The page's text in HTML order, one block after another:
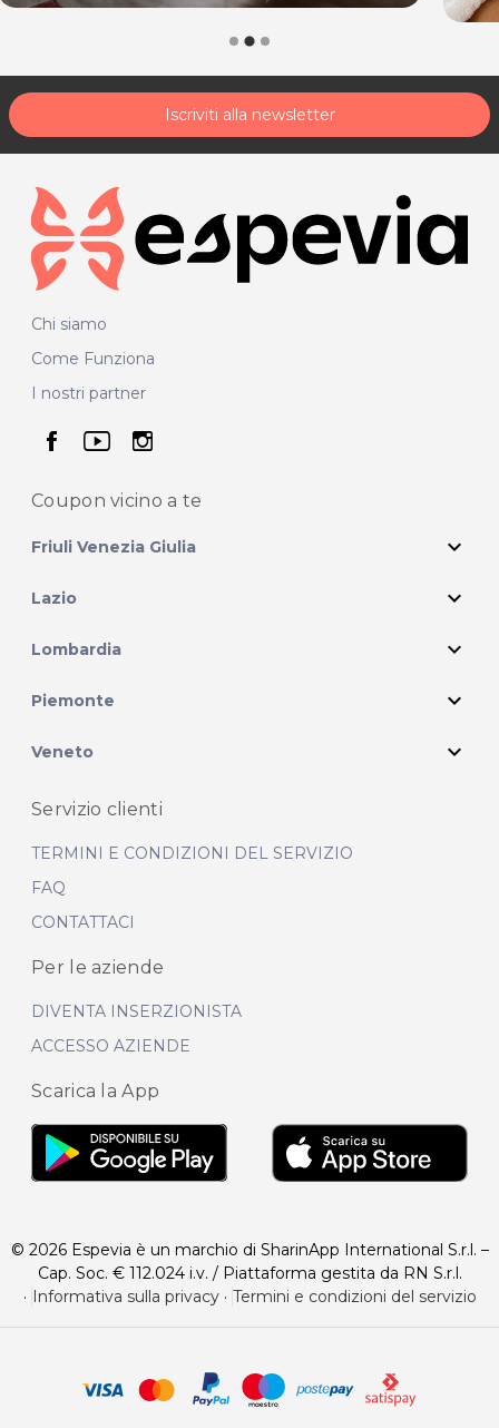
Iscriviti alla newsletter
Chi siamo
Come Funziona
I nostri partner
seguici su facebook
seguici su youtube
seguici su instagram
Coupon vicino a te
Friuli Venezia Giulia expand_more
Lazio expand_more
Lombardia expand_more
Piemonte expand_more
Veneto expand_more
Servizio clienti
TERMINI E CONDIZIONI DEL SERVIZIO
FAQ
CONTATTACI
Per le aziende
DIVENTA INSERZIONISTA
ACCESSO AZIENDE
Scarica la App
© 2026 Espevia è un marchio di SharinApp International S.r.l. –
Cap. Soc. € 112.024 i.v. / Piattaforma gestita da RN S.r.l.
·
Informativa sulla privacy· Termini e condizioni del servizio